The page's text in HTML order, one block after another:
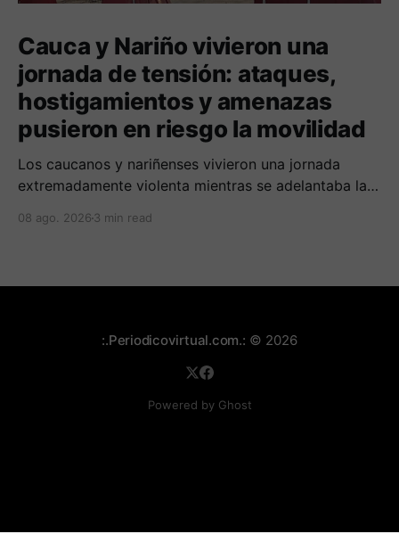
Cauca y Nariño vivieron una
jornada de tensión: ataques,
hostigamientos y amenazas
pusieron en riesgo la movilidad
Los caucanos y nariñenses vivieron una jornada
extremadamente violenta mientras se adelantaba la
presidente de Colombia.
08 ago. 2026 3 min read
:.Periodicovirtual.com.: © 2026
Powered by Ghost